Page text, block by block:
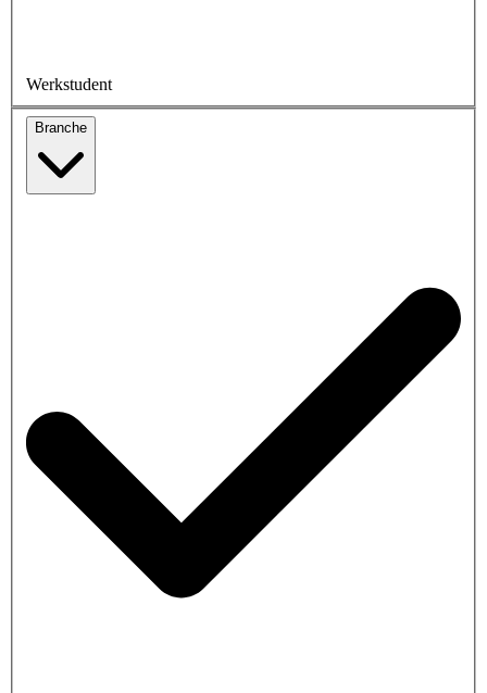
Werkstudent
Branche